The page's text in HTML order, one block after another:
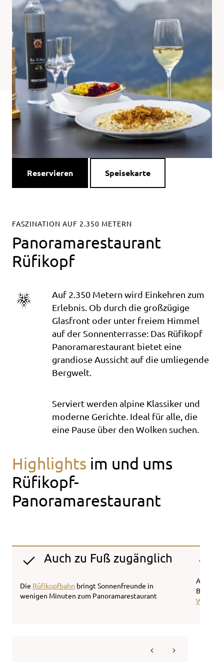
Reservieren Speisekarte
FASZINATION AUF 2.350 METERN
Panoramarestaurant
Rüfikopf
Auf 2.350 Metern wird Einkehren zum
Erlebnis. Ob durch die großzügige
Glasfront oder unter freiem Himmel
auf der Sonnenterrasse: Das Rüfikopf
Panoramarestaurant bietet eine
grandiose Aussicht auf die umliegende
Bergwelt.
Serviert werden alpine Klassiker und
moderne Gerichte. Ideal für alle, die
eine Pause über den Wolken suchen.
Highlights im und ums
Rüfikopf-
Panoramarestaurant
Auch zu Fuß zugänglich
Die Rüfikopfbahn bringt Sonnenfreunde in
wenigen Minuten zum Panoramarestaurant
Besuch
Weiße